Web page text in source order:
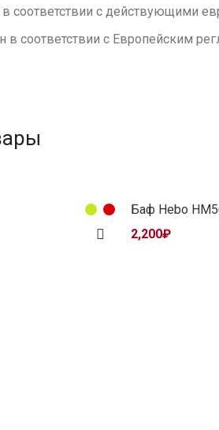
соответствии с действующими
в соответствии с Европейским
Баф Hebo
2,200₽